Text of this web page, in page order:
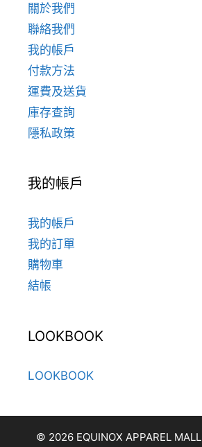
關於我們
聯絡我們
我的帳戶
付款方法
運費及送貨
庫存查詢
隱私政策
我的帳戶
我的帳戶
我的訂單
購物車
結帳
LOOKBOOK
LOOKBOOK
© 2026 EQUINOX APPAREL MALL